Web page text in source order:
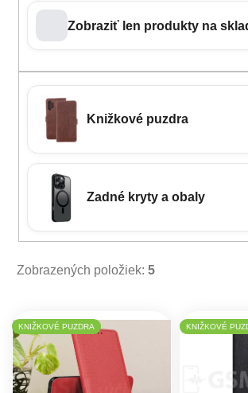
Zobraziť len produkty na
Knižkové puzdra
Zadné kryty a obaly
Zobrazených položiek: 5
Výpis produktov
KNIŽKOVÉ PUZDRA KNIŽKOVÉ